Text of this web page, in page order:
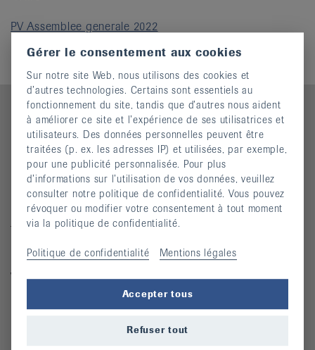
PV Assemblee generale 2022
Contact
Ligue jurassienne contre le rhumatisme
Rue des Tanneurs 7
2900 Porrentruy
Téléphone : 032 466 63 61
Mardi 8h00 - 11h30 / 13h30 - 17h00
Vendredi 8h00 - 11h30
ljcr@bluewin.ch
Gérer le consentement aux cookies
Sur notre site Web, nous utilisons des cookies et
d’autres technologies. Certains sont essentiels au
fonctionnement du site, tandis que d’autres nous aident
à améliorer ce site et l’expérience de ses utilisatrices et
utilisateurs. Des données personnelles peuvent être
traitées (p. ex. les adresses IP) et utilisées, par exemple,
pour une publicité personnalisée. Pour plus
d’informations sur l’utilisation de vos données, veuillez
consulter notre politique de confidentialité. Vous pouvez
révoquer ou modifier votre consentement à tout moment
via la politique de confidentialité.
Politique de confidentialité Mentions légales
Accepter tous
Refuser tout